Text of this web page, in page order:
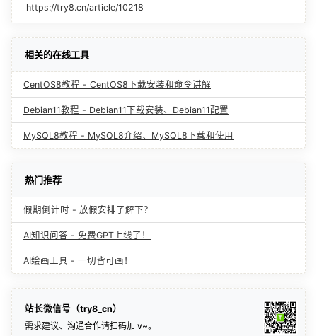
https://try8.cn/article/10218
相关的在线工具
CentOS8教程 - CentOS8下载安装和命令讲解
Debian11教程 - Debian11下载安装、Debian11配置
MySQL8教程 - MySQL8介绍、MySQL8下载和使用
热门推荐
假期倒计时 - 放假安排了解下？
AI知识问答 - 免费GPT上线了！
AI绘画工具 - 一切皆可画！
站长微信号（try8_cn）
需求建议、沟通合作请扫码加 v~。